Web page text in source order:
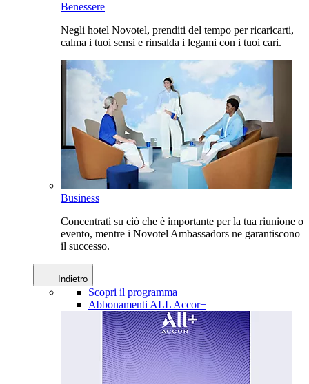
Benessere
Negli hotel Novotel, prenditi del tempo per ricaricarti,
calma i tuoi sensi e rinsalda i legami con i tuoi cari.
Business
Concentrati su ciò che è importante per la tua riunione o
evento, mentre i Novotel Ambassadors ne garantiscono
il successo.
Indietro
Scopri il programma
Abbonamenti ALL Accor+